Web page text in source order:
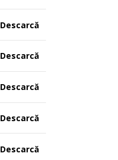
Descarcă
Descarcă
Descarcă
Descarcă
Descarcă